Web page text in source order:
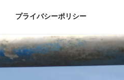
プライバシーポリシー